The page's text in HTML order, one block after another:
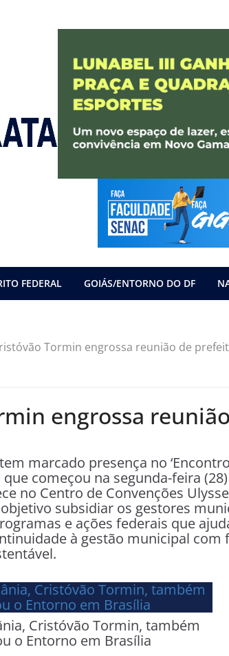
FEDERAL GOIÁS/ENTORNO DO DF
Tormin engrossa reunião de
engrossa
marcado presença no
que começou na segunda-feira
no Centro de Convenções
subsidiar os gestores
e ações federais que
à gestão municipal com
Cristóvão Tormin, também
o Entorno em Brasília